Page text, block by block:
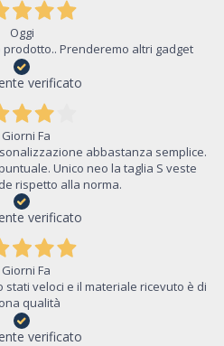
Oggi
Prenderemo altri gadget
verificato
Fa
abbastanza semplice.
Unico neo la taglia S veste
rispetto alla norma.
verificato
Fa
veloci e il materiale ricevuto è di
qualità
verificato